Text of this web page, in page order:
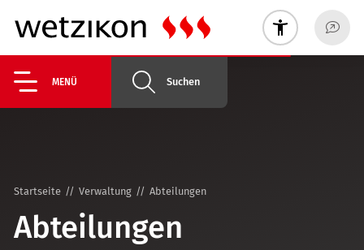
MENÜ Suchen
Startseite Verwaltung Abteilungen
Abteilungen